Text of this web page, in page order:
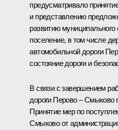
предусматривало
и представлению
развитию
поселение, в том числе
автомобильной дороги
состояние дороги и
В связи с завершением
дороги Перово – Смыково
Принятие мер по
Смыково от